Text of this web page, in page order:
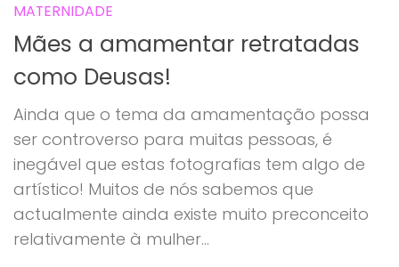
MATERNIDADE
Mães a amamentar retratadas
como Deusas!
Ainda que o tema da amamentação possa
ser controverso para muitas pessoas, é
inegável que estas fotografias tem algo de
artístico! Muitos de nós sabemos que
actualmente ainda existe muito preconceito
relativamente à mulher...